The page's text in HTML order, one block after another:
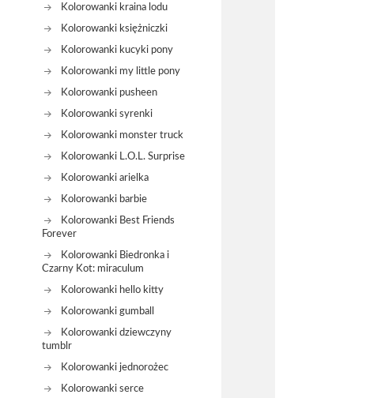
Kolorowanki kraina lodu
Kolorowanki księżniczki
Kolorowanki kucyki pony
Kolorowanki my little pony
Kolorowanki pusheen
Kolorowanki syrenki
Kolorowanki monster truck
Kolorowanki L.O.L. Surprise
Kolorowanki arielka
Kolorowanki barbie
Kolorowanki Best Friends
Forever
Kolorowanki Biedronka i
Czarny Kot: miraculum
Kolorowanki hello kitty
Kolorowanki gumball
Kolorowanki dziewczyny
tumblr
Kolorowanki jednorożec
Kolorowanki serce